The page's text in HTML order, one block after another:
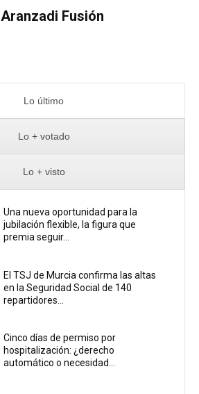
Aranzadi Fusión
Lo último
Lo + votado
Lo + visto
Una nueva oportunidad para la
jubilación flexible, la figura que
premia seguir...
El TSJ de Murcia confirma las altas
en la Seguridad Social de 140
repartidores...
Cinco días de permiso por
hospitalización: ¿derecho
automático o necesidad...